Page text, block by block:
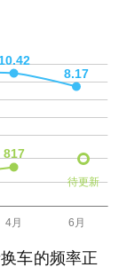
待更新
车的频率正